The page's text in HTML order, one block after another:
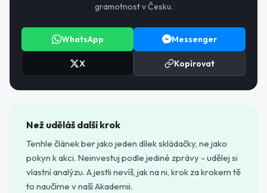
gramotnost v Česku.
WhatsApp Messenger
X Kopírovat
Než uděláš další krok
Tenhle článek ber jako jeden dílek skládačky, ne jako
pokyn k akci. Neinvestuj podle jediné zprávy - udělej si
vlastní analýzu. A jestli nevíš, jak na ni, krok za krokem tě
to naučíme v naší Akademii.